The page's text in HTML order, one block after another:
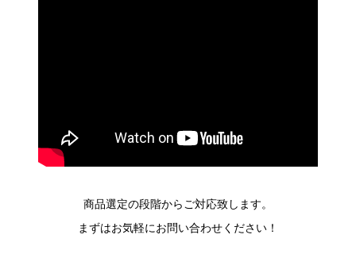
商品選定の段階からご対応致します。
まずはお気軽にお問い合わせください！